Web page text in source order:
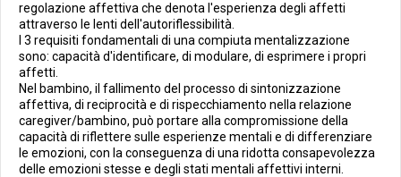
regolazione affettiva che denota l'esperienza degli affetti
attraverso le lenti dell'autoriflessibilità.
I 3 requisiti fondamentali di una compiuta mentalizzazione
sono: capacità d'identificare, di modulare, di esprimere i propri
affetti.
Nel bambino, il fallimento del processo di sintonizzazione
affettiva, di reciprocità e di rispecchiamento nella relazione
caregiver/bambino, può portare alla compromissione della
capacità di riflettere sulle esperienze mentali e di differenziare
le emozioni, con la conseguenza di una ridotta consapevolezza
delle emozioni stesse e degli stati mentali affettivi interni.